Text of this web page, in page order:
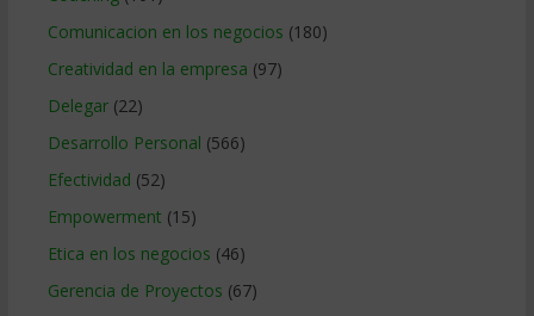
Comunicacion en los negocios (180)
Creatividad en la empresa (97)
Delegar(22)
Desarrollo Personal (566)
Efectividad (52)
Empowerment (15)
Etica en los negocios (46)
Gerencia de Proyectos (67)